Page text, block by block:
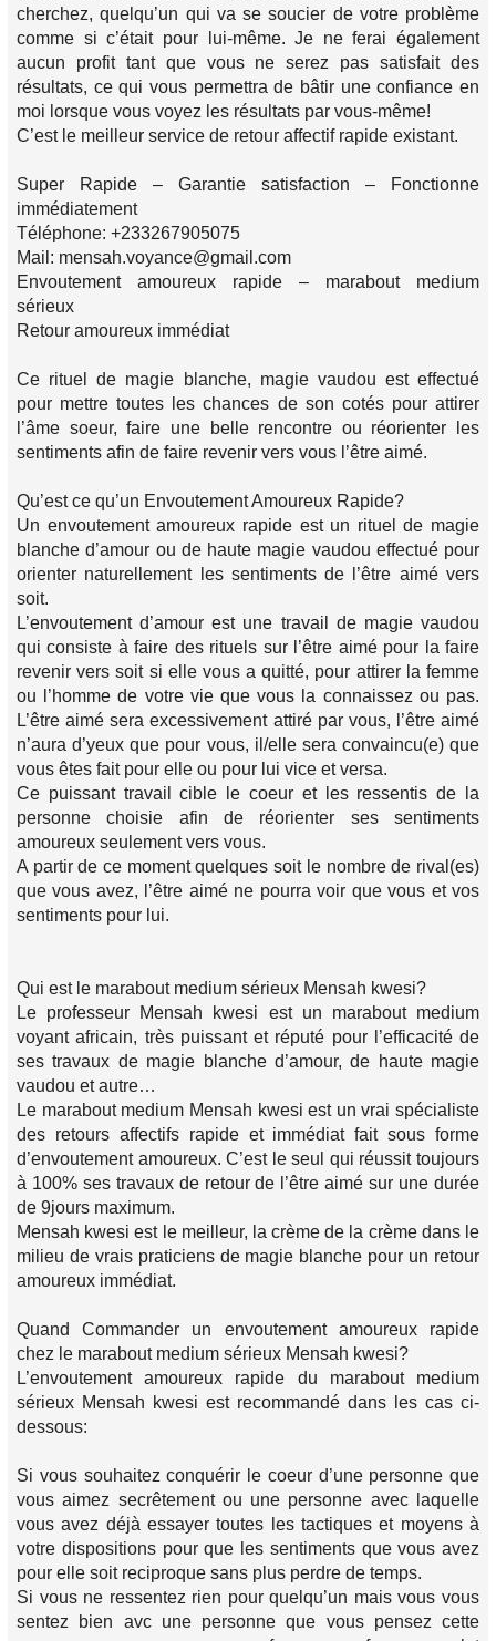
cherchez, quelqu’un qui va se soucier de votre problème
comme si c’était pour lui-même. Je ne ferai également
aucun profit tant que vous ne serez pas satisfait des
résultats, ce qui vous permettra de bâtir une confiance en
moi lorsque vous voyez les résultats par vous-même!
C’est le meilleur service de retour affectif rapide existant.
Super Rapide – Garantie satisfaction – Fonctionne
immédiatement
Téléphone: +233267905075
Mail: mensah.voyance@gmail.com
Envoutement amoureux rapide – marabout medium
sérieux
Retour amoureux immédiat
Ce rituel de magie blanche, magie vaudou est effectué
pour mettre toutes les chances de son cotés pour attirer
l’âme soeur, faire une belle rencontre ou réorienter les
sentiments afin de faire revenir vers vous l’être aimé.
Qu’est ce qu’un Envoutement Amoureux Rapide?
Un envoutement amoureux rapide est un rituel de magie
blanche d’amour ou de haute magie vaudou effectué pour
orienter naturellement les sentiments de l’être aimé vers
soit.
L’envoutement d’amour est une travail de magie vaudou
qui consiste à faire des rituels sur l’être aimé pour la faire
revenir vers soit si elle vous a quitté, pour attirer la femme
ou l’homme de votre vie que vous la connaissez ou pas.
L’être aimé sera excessivement attiré par vous, l’être aimé
n’aura d’yeux que pour vous, il/elle sera convaincu(e) que
vous êtes fait pour elle ou pour lui vice et versa.
Ce puissant travail cible le coeur et les ressentis de la
personne choisie afin de réorienter ses sentiments
amoureux seulement vers vous.
A partir de ce moment quelques soit le nombre de rival(es)
que vous avez, l’être aimé ne pourra voir que vous et vos
sentiments pour lui.
Qui est le marabout medium sérieux Mensah kwesi?
Le professeur Mensah kwesi est un marabout medium
voyant africain, très puissant et réputé pour l’efficacité de
ses travaux de magie blanche d’amour, de haute magie
vaudou et autre…
Le marabout medium Mensah kwesi est un vrai spécialiste
des retours affectifs rapide et immédiat fait sous forme
d’envoutement amoureux. C’est le seul qui réussit toujours
à 100% ses travaux de retour de l’être aimé sur une durée
de 9jours maximum.
Mensah kwesi est le meilleur, la crème de la crème dans le
milieu de vrais praticiens de magie blanche pour un retour
amoureux immédiat.
Quand Commander un envoutement amoureux rapide
chez le marabout medium sérieux Mensah kwesi?
L’envoutement amoureux rapide du marabout medium
sérieux Mensah kwesi est recommandé dans les cas ci-
dessous:
Si vous souhaitez conquérir le coeur d’une personne que
vous aimez secrêtement ou une personne avec laquelle
vous avez déjà essayer toutes les tactiques et moyens à
votre dispositions pour que les sentiments que vous avez
pour elle soit reciproque sans plus perdre de temps.
Si vous ne ressentez rien pour quelqu’un mais vous vous
sentez bien avc une personne que vous pensez cette